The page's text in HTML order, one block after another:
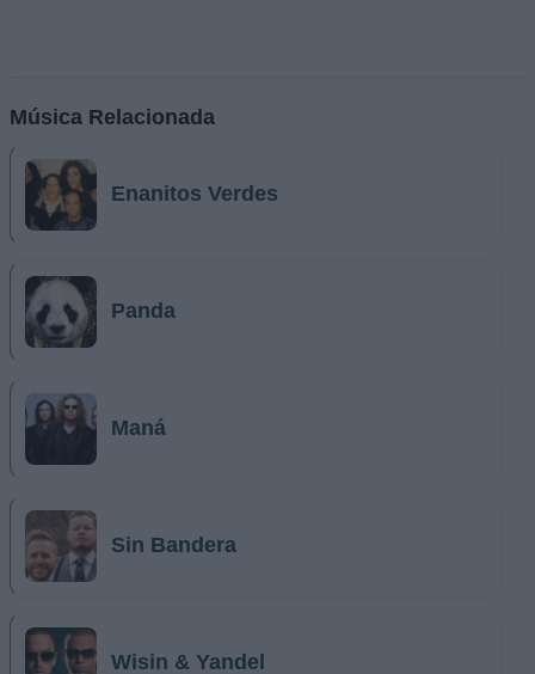
Música Relacionada
Enanitos Verdes
Panda
Maná
Sin Bandera
Wisin & Yandel